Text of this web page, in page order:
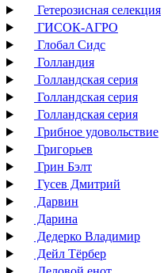
Гетерозисная селекция
ГИСОК-АГРО
Глобал Сидс
Голландия
Голландская серия
Голландская серия
Голландская серия
Грибное удовольствие
Григорьев
Грин Бэлт
Гусев Дмитрий
Дарвин
Дарина
Дедерко Владимир
Дейл Тёрбер